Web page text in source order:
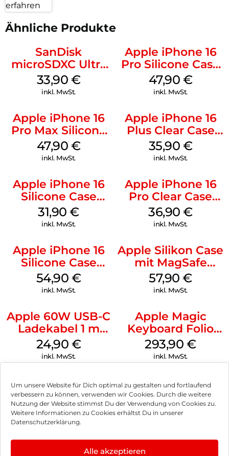
Um unsere Website für Dich optimal zu gestalten und fortlaufend
verbessern zu können, verwenden wir Cookies. Durch die weitere
Nutzung der Website stimmst Du der Verwendung von Cookies zu.
Weitere Informationen zu Cookies erhältst Du in unserer
Datenschutzerklärung.
Alle akzeptieren
erfahren
Ähnliche Produkte
SanDisk
microSDXC Ultra
128 GB + Adapter
Mobile
33,90 €
inkl. MwSt.
Apple iPhone 16
Pro Silicone Case
MagSafe Denim
47,90 €
inkl. MwSt.
Apple iPhone 16
Pro Max Silicone
Case MagSafe
Black
47,90 €
inkl. MwSt.
Apple iPhone 16
Plus Clear Case
MagSafe
Transparent
35,90 €
inkl. MwSt.
Apple iPhone 16
Silicone Case
MagSafe Fuchsia
31,90€
inkl. MwSt.
Apple iPhone 16
Pro Clear Case
MagSafe
Transparent
36,90€
inkl. MwSt.
Apple iPhone 16
Silicone Case
MagSafe Black
54,90 €
inkl. MwSt.
Apple Silikon Case
mit MagSafe
iPhone 14 Pro
(PRODUCT)RED
57,90€
inkl. MwSt.
Apple 60W USB-C
Ladekabel 1 m
Weiß
24,90 €
inkl. MwSt.
Apple Magic
Keyboard Folio
iPad 10.9″ (10.Gen.)
Weiß
293,90€
inkl. MwSt.
Impressum